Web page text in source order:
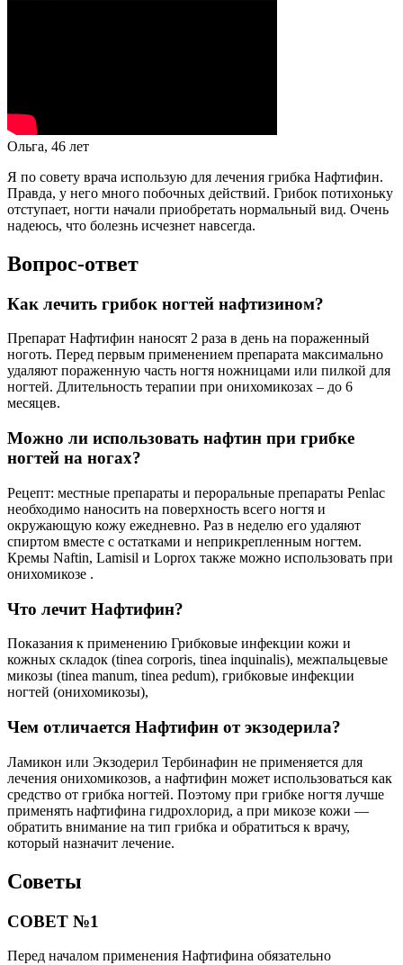
Ольга, 46 лет
Я по совету врача использую для лечения грибка Нафтифин.
Правда, у него много побочных действий. Грибок потихоньку
отступает, ногти начали приобретать нормальный вид. Очень
надеюсь, что болезнь исчезнет навсегда.
Вопрос-ответ
Как лечить грибок ногтей нафтизином?
Препарат Нафтифин наносят 2 раза в день на пораженный
ноготь. Перед первым применением препарата максимально
удаляют пораженную часть ногтя ножницами или пилкой для
ногтей. Длительность терапии при онихомикозах – до 6
месяцев.
Можно ли использовать нафтин при грибке
ногтей на ногах?
Рецепт: местные препараты и пероральные препараты Penlac
необходимо наносить на поверхность всего ногтя и
окружающую кожу ежедневно. Раз в неделю его удаляют
спиртом вместе с остатками и неприкрепленным ногтем.
Кремы Naftin, Lamisil и Loprox также можно использовать при
онихомикозе .
Что лечит Нафтифин?
Показания к применению Грибковые инфекции кожи и
кожных складок (tinea corporis, tinea inquinalis), межпальцевые
микозы (tinea manum, tinea pedum), грибковые инфекции
ногтей (онихомикозы),
Чем отличается Нафтифин от экзодерила?
Ламикон или Экзодерил Тербинафин не применяется для
лечения онихомикозов, а нафтифин может использоваться как
средство от грибка ногтей. Поэтому при грибке ногтя лучше
применять нафтифина гидрохлорид, а при микозе кожи —
обратить внимание на тип грибка и обратиться к врачу,
который назначит лечение.
Советы
СОВЕТ №1
Перед началом применения Нафтифина обязательно